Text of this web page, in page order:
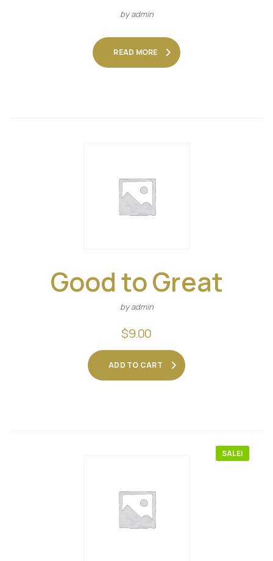
by admin
READ MORE
Good to Great
by admin
$9.00
ADD TO CART
SALE!